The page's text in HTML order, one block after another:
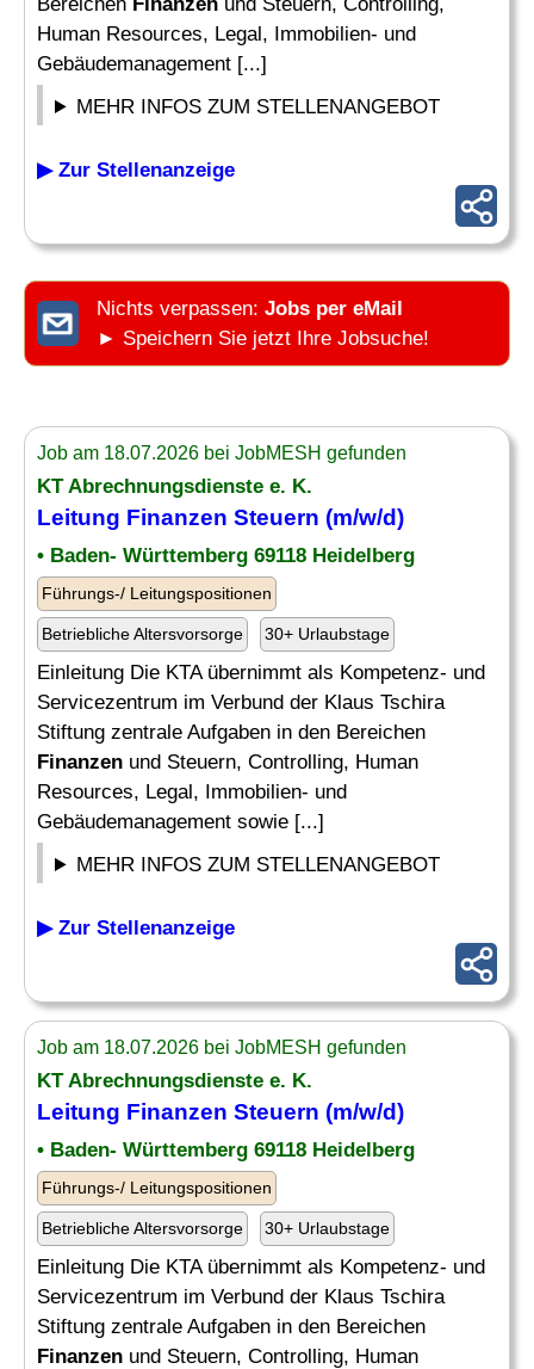
Human Resources, Legal, Immobilien- und
Gebäudemanagement [...]
MEHR INFOS ZUM STELLENANGEBOT
▶ Zur Stellenanzeige
Nichts verpassen: Jobs per eMail
► Speichern Sie jetzt Ihre Jobsuche!
Job am 18.07.2026 bei JobMESH gefunden
KT Abrechnungsdienste e. K.
Leitung Finanzen Steuern (m/w/d)
• Baden- Württemberg 69118 Heidelberg
Führungs-/ Leitungspositionen
Betriebliche Altersvorsorge 30+ Urlaubstage
Einleitung Die KTA übernimmt als Kompetenz- und
Servicezentrum im Verbund der Klaus Tschira
Stiftung zentrale Aufgaben in den Bereichen
Finanzen und Steuern, Controlling, Human
Resources, Legal, Immobilien- und
Gebäudemanagement sowie [...]
MEHR INFOS ZUM STELLENANGEBOT
▶ Zur Stellenanzeige
Job am 18.07.2026 bei JobMESH gefunden
KT Abrechnungsdienste e. K.
Leitung Finanzen Steuern (m/w/d)
• Baden- Württemberg 69118 Heidelberg
Führungs-/ Leitungspositionen
Betriebliche Altersvorsorge 30+ Urlaubstage
Einleitung Die KTA übernimmt als Kompetenz- und
Servicezentrum im Verbund der Klaus Tschira
Stiftung zentrale Aufgaben in den Bereichen
Finanzen und Steuern, Controlling, Human